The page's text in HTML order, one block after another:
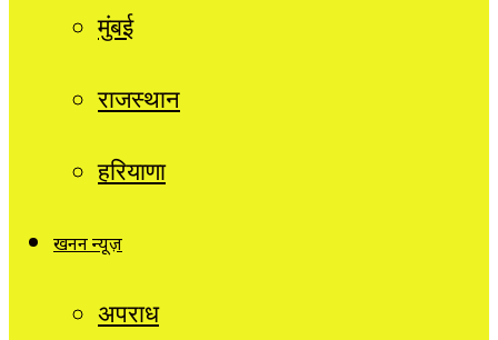
मुंबई
राजस्थान
हरियाणा
खनन न्यूज़
अपराध